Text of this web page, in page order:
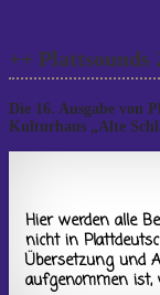
++ Plattsounds
Die 16. Ausgabe von
Kulturhaus „Alte
Hier werden alle
nicht in
Übersetzung und
aufgenommen ist,